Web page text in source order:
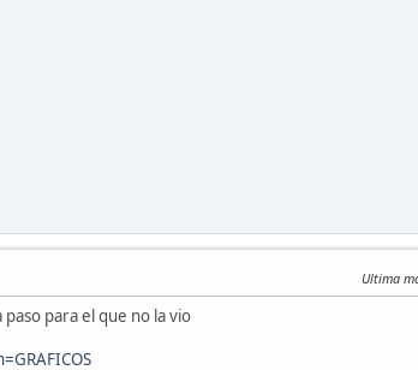
Ultima
para el que no la vio